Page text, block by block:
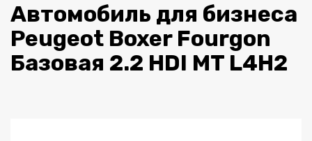
Автомобиль для бизнеса
Peugeot Boxer Fourgon
Базовая 2.2 HDI MT L4H2